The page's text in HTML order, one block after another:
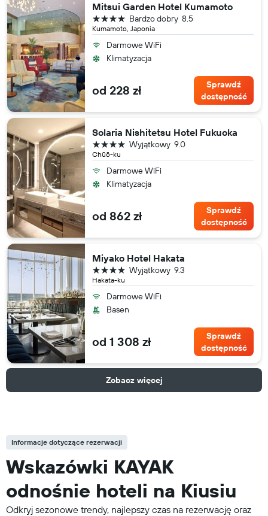
Mitsui Garden Hotel Kumamoto
Kumamoto, Japonia
8.5
Bardzo dobry
4 gwiazdki
Darmowe WiFi
Klimatyzacja
od 228 zł
Sprawdź
dostępność
Solaria Nishitetsu Hotel Fukuoka
Chūō-ku
9.0
Wyjątkowy
4 gwiazdki
Darmowe WiFi
Klimatyzacja
od 862 zł
Sprawdź
dostępność
Miyako Hotel Hakata
Hakata-ku
9.3
Wyjątkowy
4 gwiazdki
Darmowe WiFi
Basen
od 1 308 zł
Sprawdź
dostępność
Zobacz więcej
Informacje dotyczące rezerwacji
Wskazówki KAYAK
odnośnie hoteli na Kiusiu
Odkryj sezonowe trendy, najlepszy czas na rezerwację oraz